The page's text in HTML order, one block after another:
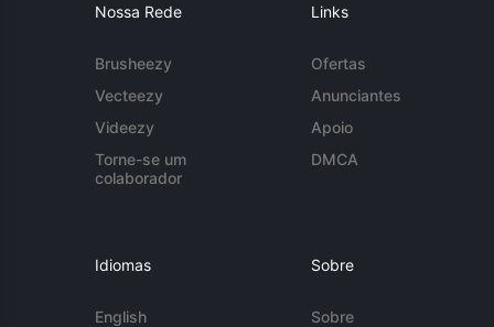
Nossa Rede
Brusheezy
Vecteezy
Videezy
Torne-se um
colaborador
Links
Ofertas
Anunciantes
Apoio
DMCA
Idiomas
English
Sobre
Sobre